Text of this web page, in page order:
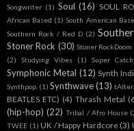
Songwriter (1) Soul (16) SOUL
African Based (1) South American
Southern Rock / Red D (2)
Stoner Rock (30) Stoner
(2)
Studying Vibes (1) Super
Symphonic Metal (12) Synth
Synthpop. (1) Synthwave (13)
BEATLES ETC) (4) Thrash Metal
(hip-hop) (22) Tribal / Afro House
TWEE (1) UK / Happy Hardcore (3)